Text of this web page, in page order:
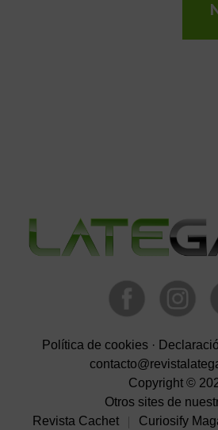
primaria
Política de cookies ·
Copyright ©
Otros sites de
Revista Cachet
Curiosify